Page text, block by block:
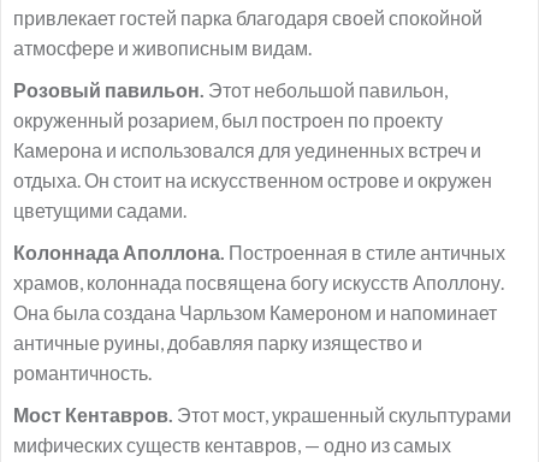
привлекает гостей парка благодаря своей спокойной
атмосфере и живописным видам.
Розовый павильон. Этот небольшой павильон,
окруженный розарием, был построен по проекту
Камерона и использовался для уединенных встреч и
отдыха. Он стоит на искусственном острове и окружен
цветущими садами.
Колоннада Аполлона. Построенная в стиле античных
храмов, колоннада посвящена богу искусств Аполлону.
Она была создана Чарльзом Камероном и напоминает
античные руины, добавляя парку изящество и
романтичность.
Мост Кентавров. Этот мост, украшенный скульптурами
мифических существ кентавров, — одно из самых